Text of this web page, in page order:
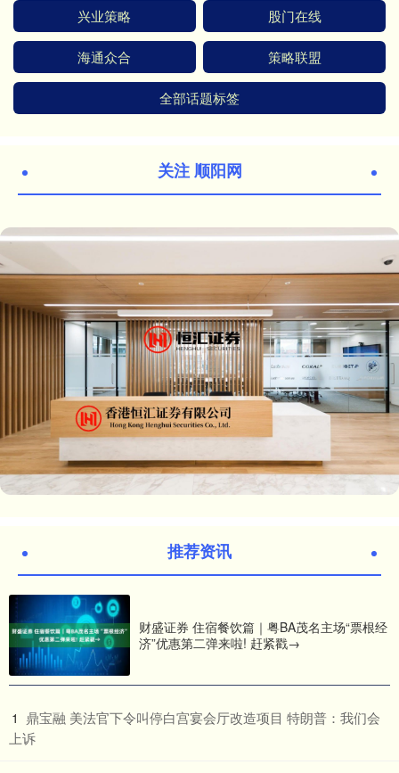
兴业策略 股门在线
海通众合 策略联盟
全部话题标签
关注 顺阳网
推荐资讯
财盛证券 住宿餐饮篇｜粤BA茂名主场“票根经
济”优惠第二弹来啦! 赶紧戳→
1 ​鼎宝融 美法官下令叫停白宫宴会厅改造项目 特朗普：我们会
上诉